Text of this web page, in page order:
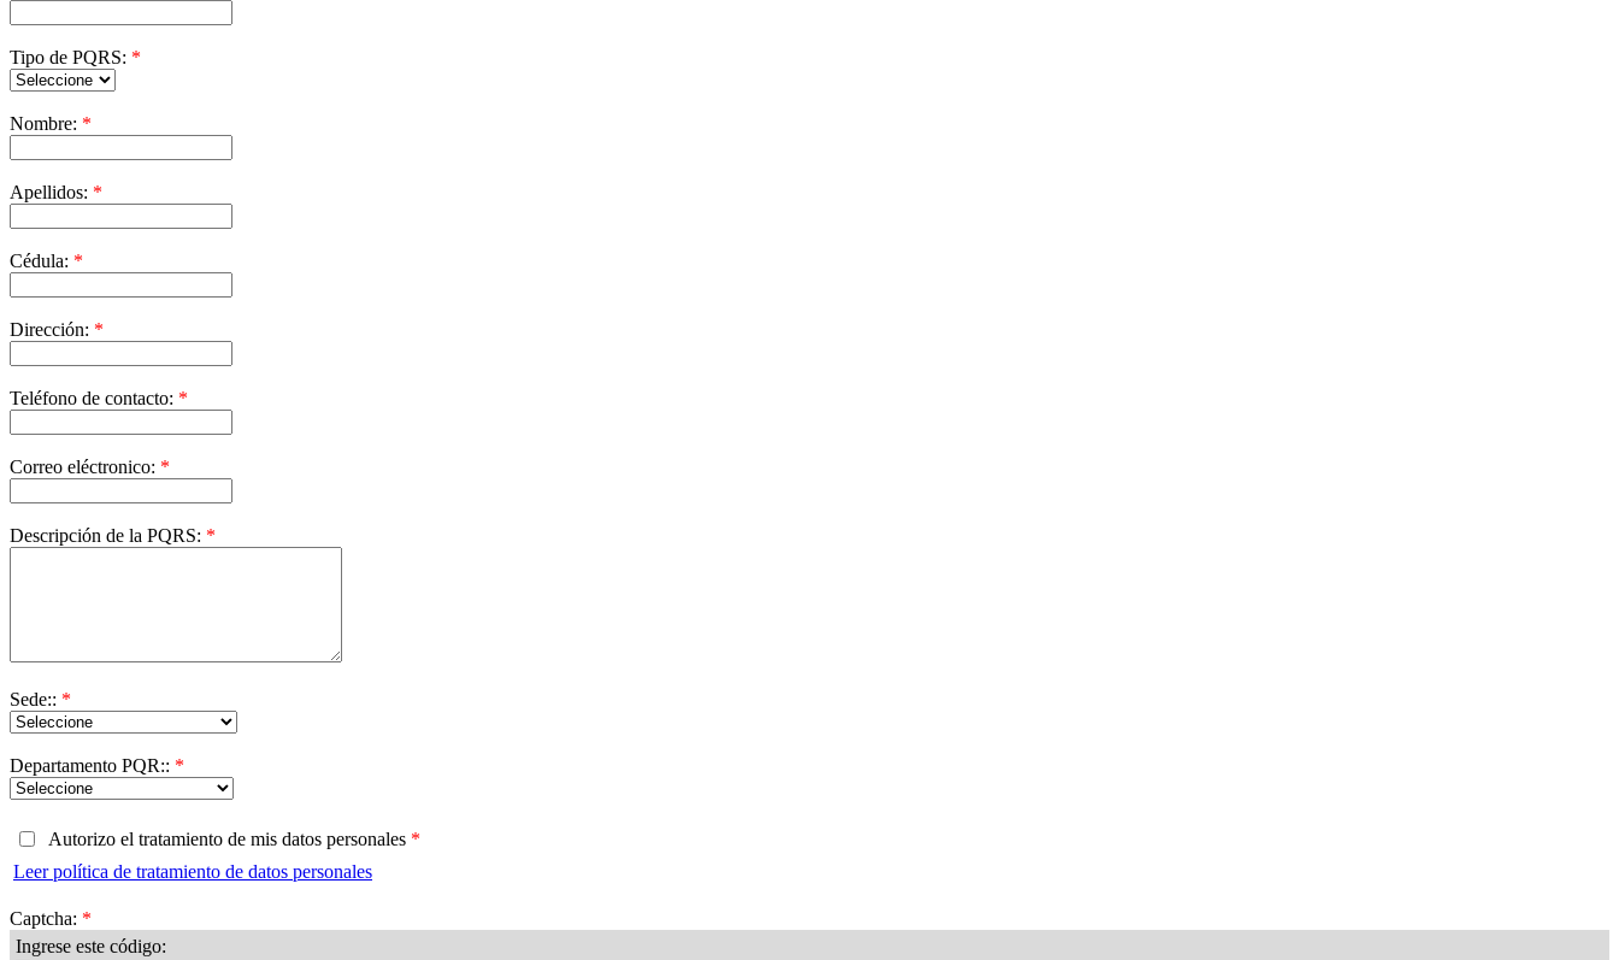
Tipo de PQRS: *
Nombre: *
Apellidos: *
Cédula: *
Dirección: *
Teléfono de contacto: *
Correo eléctronico: *
Descripción de la PQRS: *
Sede:: *
Departamento PQR:: *
Autorizo el tratamiento de mis datos personales *
Leer política de tratamiento de datos personales
Captcha: *
Ingrese este código: